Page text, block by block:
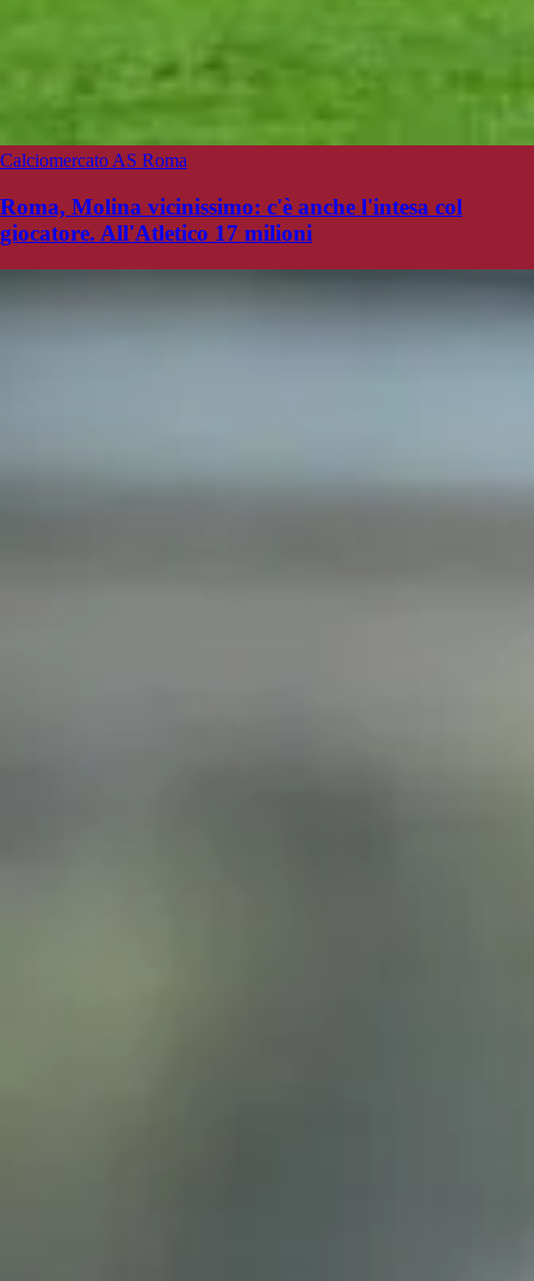
Calciomercato AS Roma
Roma, Molina vicinissimo: c'è anche l'intesa col
giocatore. All'Atletico 17 milioni